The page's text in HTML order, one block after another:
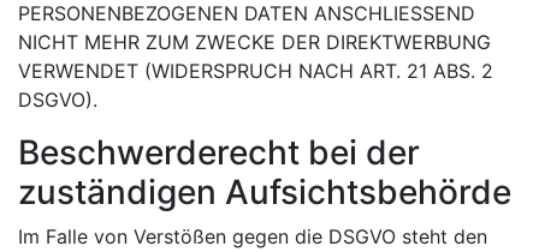
PERSONENBEZOGENEN DATEN ANSCHLIESSEND
NICHT MEHR ZUM ZWECKE DER DIREKTWERBUNG
VERWENDET (WIDERSPRUCH NACH ART. 21 ABS. 2
DSGVO).
Beschwerde­recht bei der
zuständigen Aufsichts­behörde
Im Falle von Verstößen gegen die DSGVO steht den